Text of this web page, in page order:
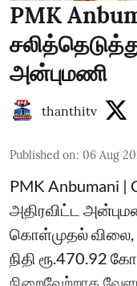
PMK
அன்புமணி
thanthitv
Published on: 06 Aug
PMK Anbumani |
அதிரவிட்ட
கொள்முதல் விலை,
நிதி ரூ.470.92
நிறைவேற்றாத